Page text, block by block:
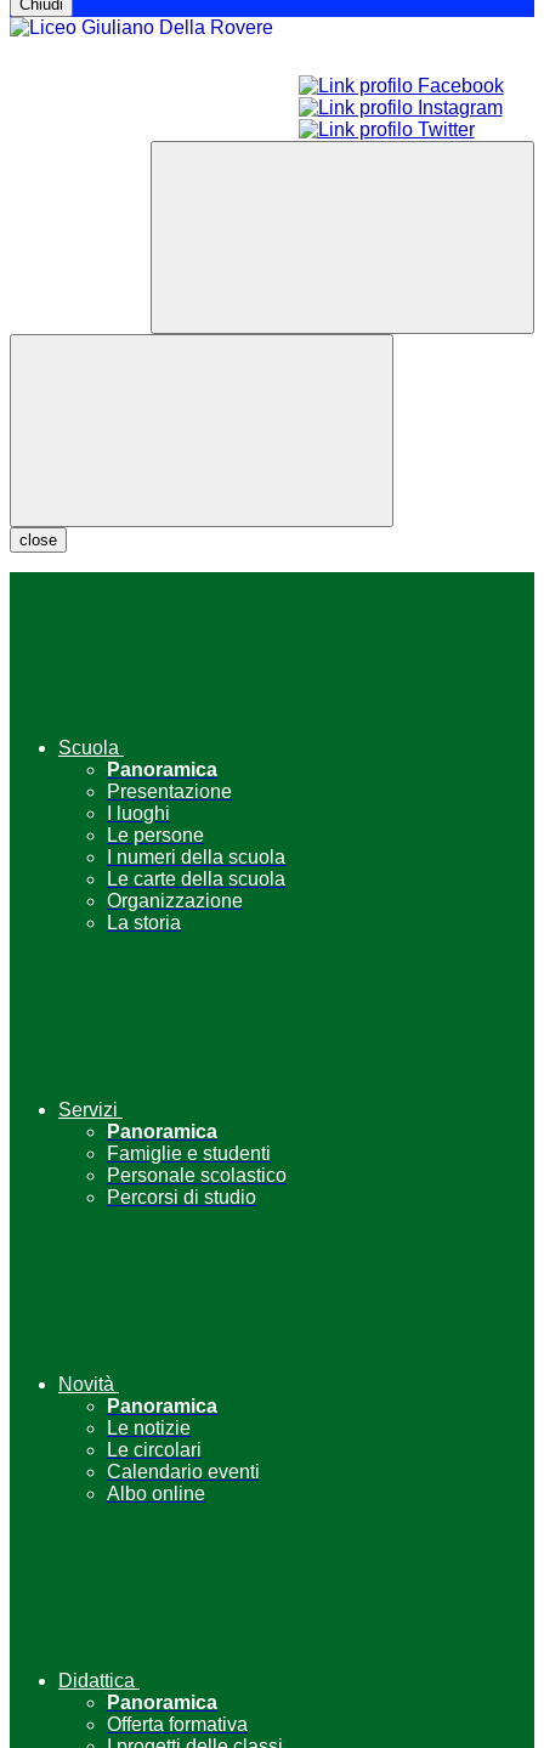
Chiudi
close
Scuola
Panoramica
Presentazione
I luoghi
Le persone
I numeri della scuola
Le carte della scuola
Organizzazione
La storia
Servizi
Panoramica
Famiglie e studenti
Personale scolastico
Percorsi di studio
Novità
Panoramica
Le notizie
Le circolari
Calendario eventi
Albo online
Didattica
Panoramica
Offerta formativa